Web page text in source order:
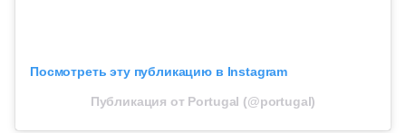
Посмотреть эту публикацию в Instagram
Публикация от Portugal (@portugal)